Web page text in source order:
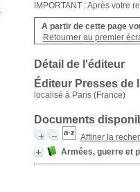
IMPORTANT : Après votre
A partir de cette page
Retourner au premier
Détail de l'éditeur
Éditeur Presses de
localisé à Paris (France)
Documents
Affiner la
Armées, guerre et